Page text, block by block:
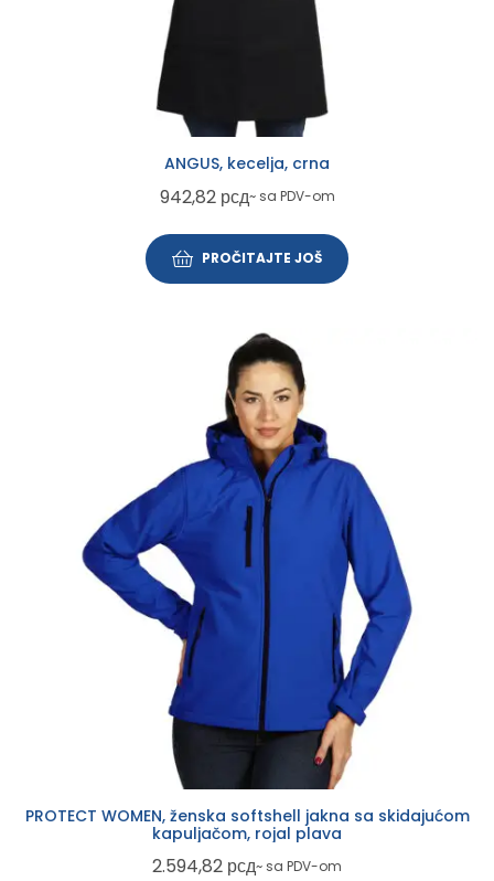
ANGUS, kecelja, crna
942,82 рсд~ sa PDV-om
PROČITAJTE JOŠ
PROTECT WOMEN, ženska softshell jakna sa skidajućom
kapuljačom, rojal plava
2.594,82 рсд~ sa PDV-om